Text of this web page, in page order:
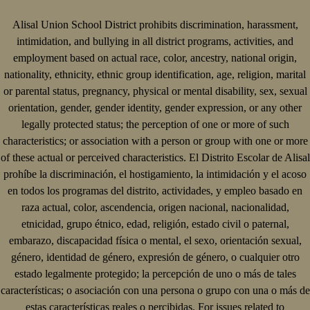
Alisal Union School District prohibits discrimination, harassment,
intimidation, and bullying in all district programs, activities, and
employment based on actual race, color, ancestry, national origin,
nationality, ethnicity, ethnic group identification, age, religion, marital
or parental status, pregnancy, physical or mental disability, sex, sexual
orientation, gender, gender identity, gender expression, or any other
legally protected status; the perception of one or more of such
characteristics; or association with a person or group with one or more
of these actual or perceived characteristics. El Distrito Escolar de Alisal
prohíbe la discriminación, el hostigamiento, la intimidación y el acoso
en todos los programas del distrito, actividades, y empleo basado en
raza actual, color, ascendencia, origen nacional, nacionalidad,
etnicidad, grupo étnico, edad, religión, estado civil o paternal,
embarazo, discapacidad física o mental, el sexo, orientación sexual,
género, identidad de género, expresión de género, o cualquier otro
estado legalmente protegido; la percepción de uno o más de tales
características; o asociación con una persona o grupo con una o más de
estas características reales o percibidas. For issues related to